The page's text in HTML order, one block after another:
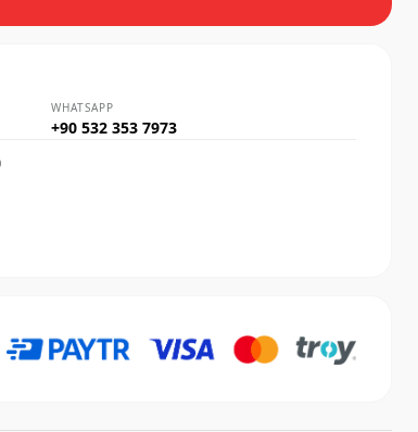
WHATSAPP
+90 532 353 7973